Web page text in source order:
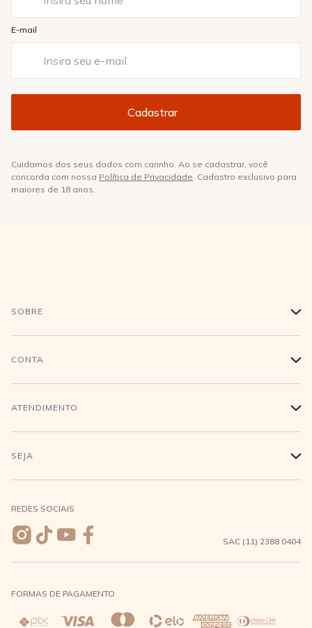
E-mail
Cuidamos dos seus dados com carinho. Ao se cadastrar, você
concorda com nossa Política de Privacidade. Cadastro exclusivo para
maiores de 18 anos.
SOBRE +
História
Conecte-se
CONTA +
Login
Meus pedidos
Wishlist
ATENDIMENTO +
Compra Segura
Entrega e Frete
Trocas e Devoluções
Direito de Arrependimento
SEJA +
REDES SOCIAIS
SAC (11) 2388 0404
FORMAS DE PAGAMENTO